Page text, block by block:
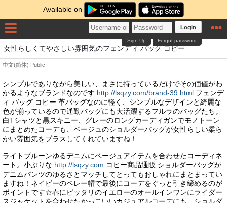
Available on
Login
Forgot password
Sign Up
女性らしくてやさしい雰囲気のフェンディ バッグ コピー
中文(简体) Public
シンプルでありながら美しい、まさに持っているだけでその価値がわ
かるようなブランドなのです http://lsqzy.com/brand-39.html フェンデ
ィ バッグ コピー 革バッグなのに軽く、シンプルなデザインと綺麗な
色が揃っているので通勤バッグにも大活躍するフルラのバッグたち。
白Tシャツと黒スキニー、グレーのロングカーディガンでモノトーン
にまとめたコーデも、ベージュのショルダーバッグが女性らしい柔ら
かい雰囲気をプラスしてくれていますね！
ライトブルーンゆるデニムにベージュアイテムを合わせたコーディネ
ート。小ぶりな http://lsqzy.com コピー商品通販 ショルダーバッグが
デニムパンツのゆるさとマッチしてとってもおしゃれにまとまってい
ますね！ネイビーのベレー帽で最後にコーデをぐっと引き締めるのが
ポイントです☆春にピッタリのイエローのオールインワンにライダー